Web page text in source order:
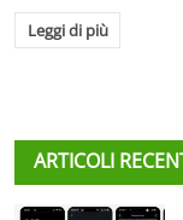
Leggi di più
ARTICOLI